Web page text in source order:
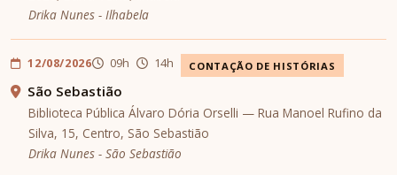
Drika Nunes - Ilhabela
12/08/2026 09h 14h CONTAÇÃO DE HISTÓRIAS
São Sebastião
Biblioteca Pública Álvaro Dória Orselli — Rua Manoel Rufino da
Silva, 15, Centro, São Sebastião
Drika Nunes - São Sebastião